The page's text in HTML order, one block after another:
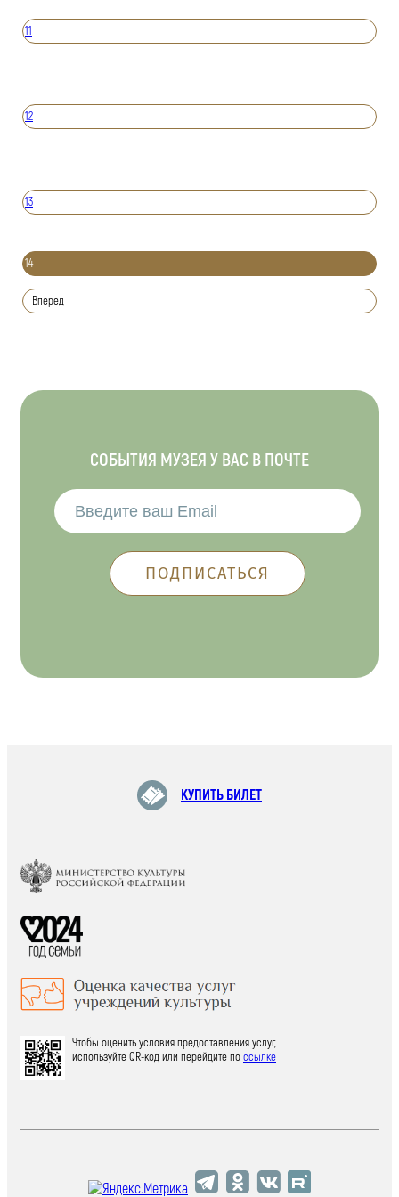
11
12
13
14
Вперед
СОБЫТИЯ МУЗЕЯ У ВАС В ПОЧТЕ
КУПИТЬ БИЛЕТ
Чтобы оценить условия предоставления услуг,
используйте QR-код или перейдите поссылке